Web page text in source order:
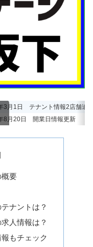
3月1日 テナント情報2店舗追
8月20日 開業日情報更新
概要
ナントは？
人情報は？
もチェック